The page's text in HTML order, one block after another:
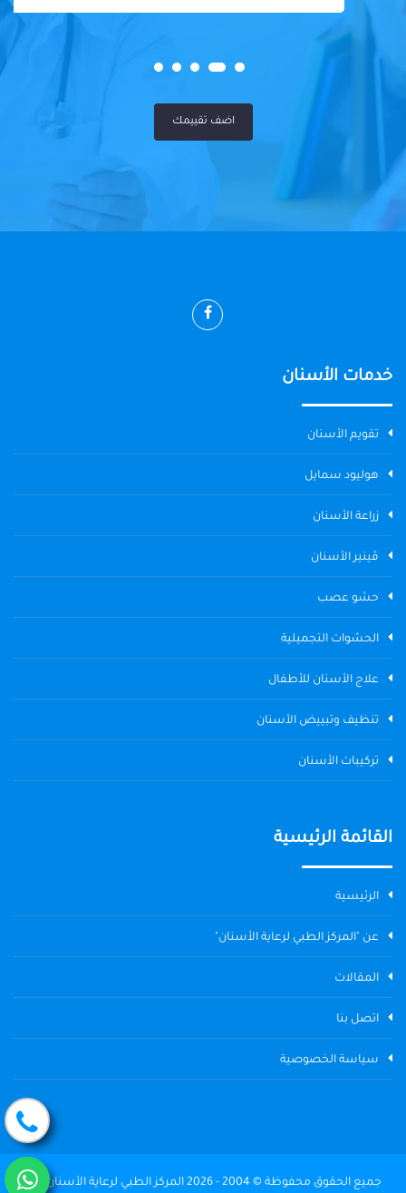
اضف تقييمك
خدمات الأسنان
تقويم الأسنان
هوليود سمايل
زراعة الأسنان
ڤينير الأسنان
حشو عصب
الحشوات التجميلية
علاج الأسنان للأطفال
تنظيف وتبييض الأسنان
تركيبات الأسنان
القائمة الرئيسية
الرئيسية
عن "المركز الطبي لرعاية الأسنان"
المقالات
اتصل بنا
سياسة الخصوصية
جميع الحقوق محفوظة © 2004 - 2026 المركز الطبي لرعاية الأسنان The